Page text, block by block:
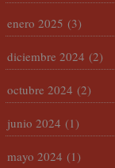
enero 2025 (3)
diciembre 2024 (2)
octubre 2024 (2)
junio 2024 (1)
mayo 2024 (1)